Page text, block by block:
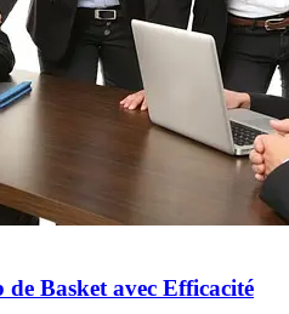
Basket avec Efficacité